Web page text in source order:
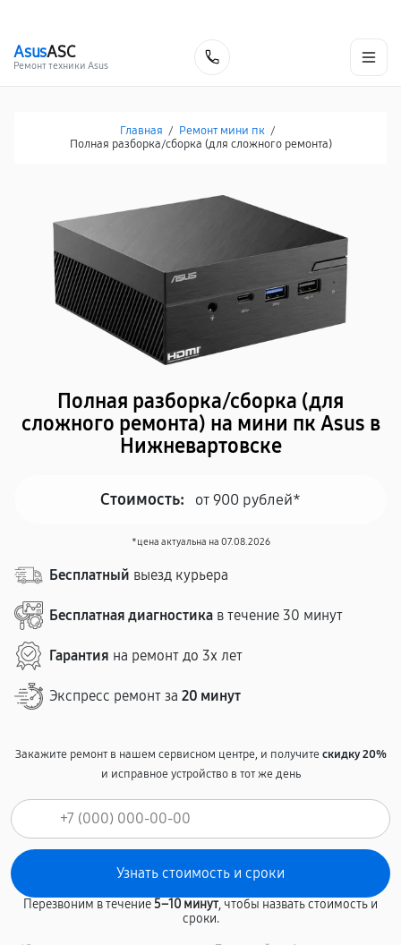
AsusASC
Ремонт техники Asus
Главная / Ремонт мини пк /
Полная разборка/сборка (для сложного ремонта)
Полная разборка/сборка (для
сложного ремонта) на мини пк Asus в
Нижневартовске
Стоимость: от 900 рублей*
*цена актуальна на 07.08.2026
Бесплатный выезд курьера
Бесплатная диагностика в течение 30 минут
Гарантия на ремонт до 3х лет
Экспресс ремонт за 20 минут
Закажите ремонт в нашем сервисном центре, и получитескидку 20%
и исправное устройство в тот же день
Перезвоним в течение5–10 минут, чтобы назвать стоимость и
сроки.